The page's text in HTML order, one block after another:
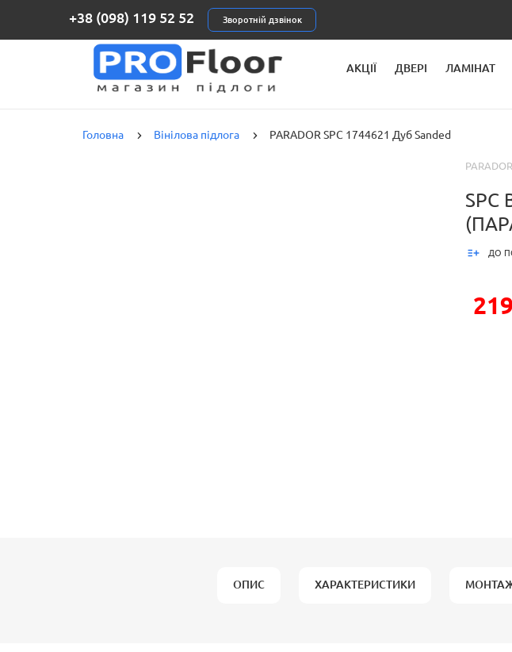
+38 (098) 119 52 52 Зворотній дзвінок
АКЦІЇ ДВЕРІ ЛАМІНАТ
Головна Вінілова підлога PARADOR SPC 1744621 Дуб Sanded
PARADOR
SPC
ДО
ОПИС ХАРАКТЕРИСТИКИ МОНТАЖ